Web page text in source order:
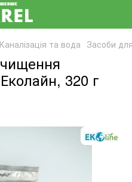
Каналізація та вода Засоби
320 г